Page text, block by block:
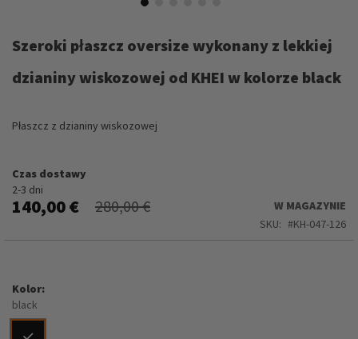
początek
galerii
Szeroki płaszcz oversize wykonany z lekkiej
dzianiny wiskozowej od KHEI w kolorze black
Płaszcz z dzianiny wiskozowej
Czas dostawy
2-3 dni
140,00 € 280,00 €
W MAGAZYNIE
SKU
KH-047-126
Kolor
black